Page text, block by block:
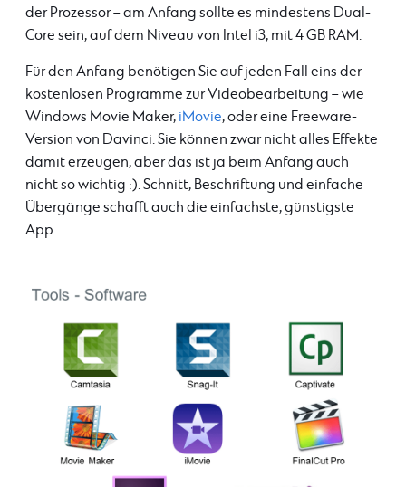
der Prozessor – am Anfang sollte es mindestens Dual-
Core sein, auf dem Niveau von Intel i3, mit 4 GB RAM.
Für den Anfang benötigen Sie auf jeden Fall eins der
kostenlosen Programme zur Videobearbeitung – wie
Windows Movie Maker, iMovie, oder eine Freeware-
Version von Davinci. Sie können zwar nicht alles Effekte
damit erzeugen, aber das ist ja beim Anfang auch
nicht so wichtig :). Schnitt, Beschriftung und einfache
Übergänge schafft auch die einfachste, günstigste
App.